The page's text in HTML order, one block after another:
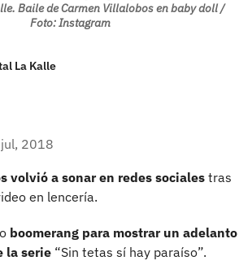
Baile de Carmen Villalobos en baby doll /
Foto: Instagram
La Kalle
2018
volvió a sonar en redes sociales tras
en lencería.
boomerang para mostrar un adelanto
la serie “Sin tetas sí hay paraíso”.